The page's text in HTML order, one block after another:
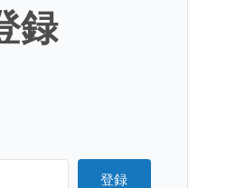
録
登録